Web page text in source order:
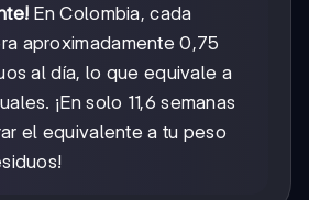
En Colombia, cada
aproximadamente 0,75
al día, lo que equivale a
¡En solo 11,6 semanas
el equivalente a tu peso